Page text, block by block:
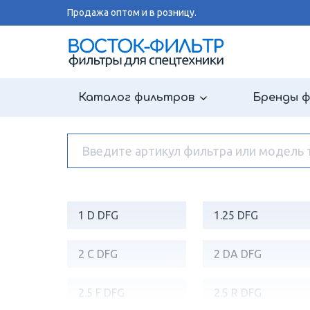
Продажа оптом и в розницу.
Каталог фильтров Бренды
1 D DFG 1.25 DFG
2 C DFG 2 DA DFG
2.5 F DFG 2.5 R DFG